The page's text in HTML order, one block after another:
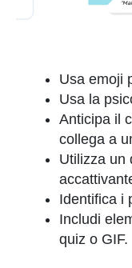
Usa emoji
Usa la
Anticipa il
collega a
Utilizza un
Identifica i
Includi
quiz o GIF.